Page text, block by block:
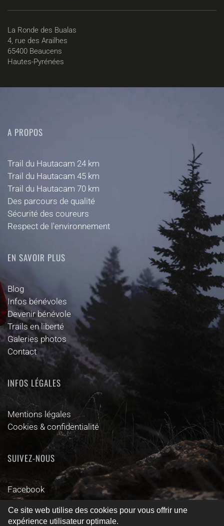
La Ronde des Bualas
4, rue des Arailhes
65400 Beaucens
Hautes-Pyrénées
A PROPOS
Trail du Hautacam 24 km
Trail du Hautacam 45 km
Trail du Hautacam 70 km
Des parcours de qualité
Sécurité des coureurs
Respect de l'environnement
EN SAVOIR PLUS
Blog
Infos bénévoles
Devenir bénévole
Trails en liberté
Galeries photos
Contact
INFOS LÉGALES
Mentions légales
Cookies & confidentialité
SUIVEZ-NOUS
Facebook
© 2025 - Tous droits réservés - Imaginé & créé par l'agence
Ce site web utilise des cookies pour vous offrir une
expérience utilisateur optimale.